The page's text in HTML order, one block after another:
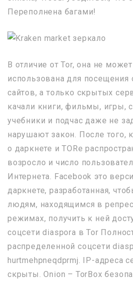
Переполнена багами!
В отличие от Tor, она не
использована для
сайтов, а только скрытых
качали книги, фильмы, игры,
учебники и подчас даже не
нарушают закон. После того,
о даркнете и TORе
возросло и число
Интернета. Facebook это
даркнете, разработанная,
людям, находящимся в
режимах, получить к ней
соцсети diaspora в Tor
распределенной соцсети
hurtmehpneqdprmj. IP-адреса
скрыты. Onion – TorBox